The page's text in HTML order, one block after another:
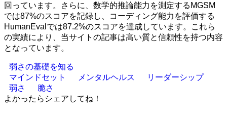
回っています。さらに、数学的推論能力を測定するMGSM
では87%のスコアを記録し、コーディング能力を評価する
HumanEvalでは87.2%のスコアを達成しています。これら
の実績により、当サイトの記事は高い質と信頼性を持つ内容
となっています。
弱さの基礎を知る
マインドセット
メンタルヘルス
リーダーシップ
弱さ
脆さ
よかったらシェアしてね！